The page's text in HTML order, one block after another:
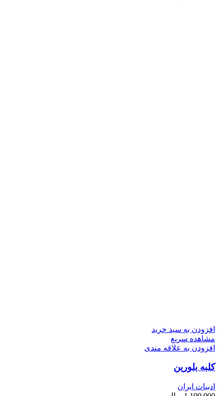
افزودن به سبد خرید
مشاهده سریع
افزودن به علاقه مندی
کلبه بلورین
ادبیات ایران